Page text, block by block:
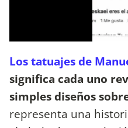
Los tatuajes de
significa cada uno
simples diseños
representa una